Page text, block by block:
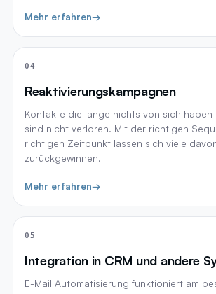
Mehr erfahren→
04
Reaktivierungskampagnen
Kontakte die lange nichts von sich haben
sind nicht verloren. Mit der richtigen
richtigen Zeitpunkt lassen sich viele
zurückgewinnen.
Mehr erfahren→
05
Integration in CRM und andere
E-Mail Automatisierung funktioniert am